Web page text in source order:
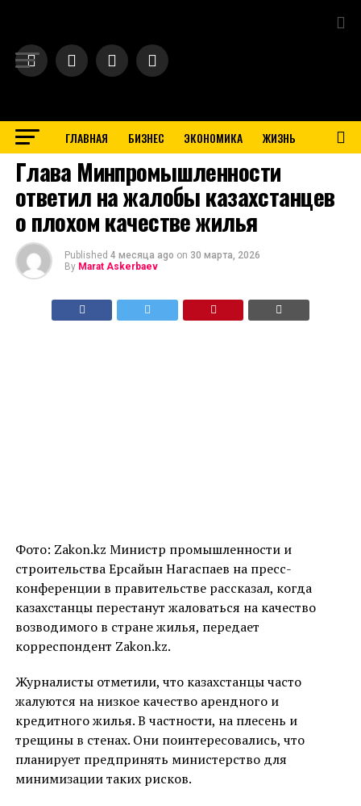
ГЛАВНАЯ БИЗНЕС ЭКОНОМИКА ЖИЗНЬ
BUSINESS
Глава Минпромышленности
ответил на жалобы казахстанцев
о плохом качестве жилья
Published 4 месяца ago on 30 марта, 2026
By Marat Askerbaev
Фото: Zakon.kz Министр промышленности и
строительства Ерсайын Нагаспаев на пресс-
конференции в правительстве рассказал, когда
казахстанцы перестанут жаловаться на качество
возводимого в стране жилья, передает
корреспондент Zakon.kz.
Журналисты отметили, что казахстанцы часто
жалуются на низкое качество арендного и
кредитного жилья. В частности, на плесень и
трещины в стенах. Они поинтересовались, что
планирует предпринять министерство для
минимизации таких рисков.